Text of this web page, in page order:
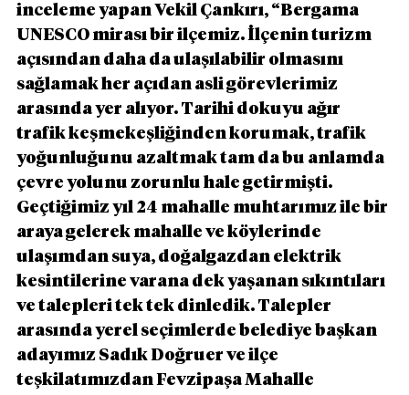
inceleme yapan Vekil Çankırı, “Bergama
UNESCO mirası bir ilçemiz. İlçenin turizm
açısından daha da ulaşılabilir olmasını
sağlamak her açıdan asli görevlerimiz
arasında yer alıyor. Tarihi dokuyu ağır
trafik keşmekeşliğinden korumak, trafik
yoğunluğunu azaltmak tam da bu anlamda
çevre yolunu zorunlu hale getirmişti.
Geçtiğimiz yıl 24 mahalle muhtarımız ile bir
araya gelerek mahalle ve köylerinde
ulaşımdan suya, doğalgazdan elektrik
kesintilerine varana dek yaşanan sıkıntıları
ve talepleri tek tek dinledik. Talepler
arasında yerel seçimlerde belediye başkan
adayımız Sadık Doğruer ve ilçe
teşkilatımızdan Fevzipaşa Mahalle